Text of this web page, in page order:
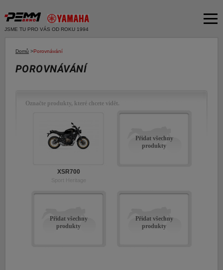
JSME TU PRO VÁS OD ROKU 1994
Skútry
Servis
Domů >Porovnávání
POROVNÁVÁNÍ
Označte produkty, které chcete vidět.
XSR700
Sport Heritage
Přidat všechny
produkty
Přidat všechny
produkty
Přidat všechny
produkty